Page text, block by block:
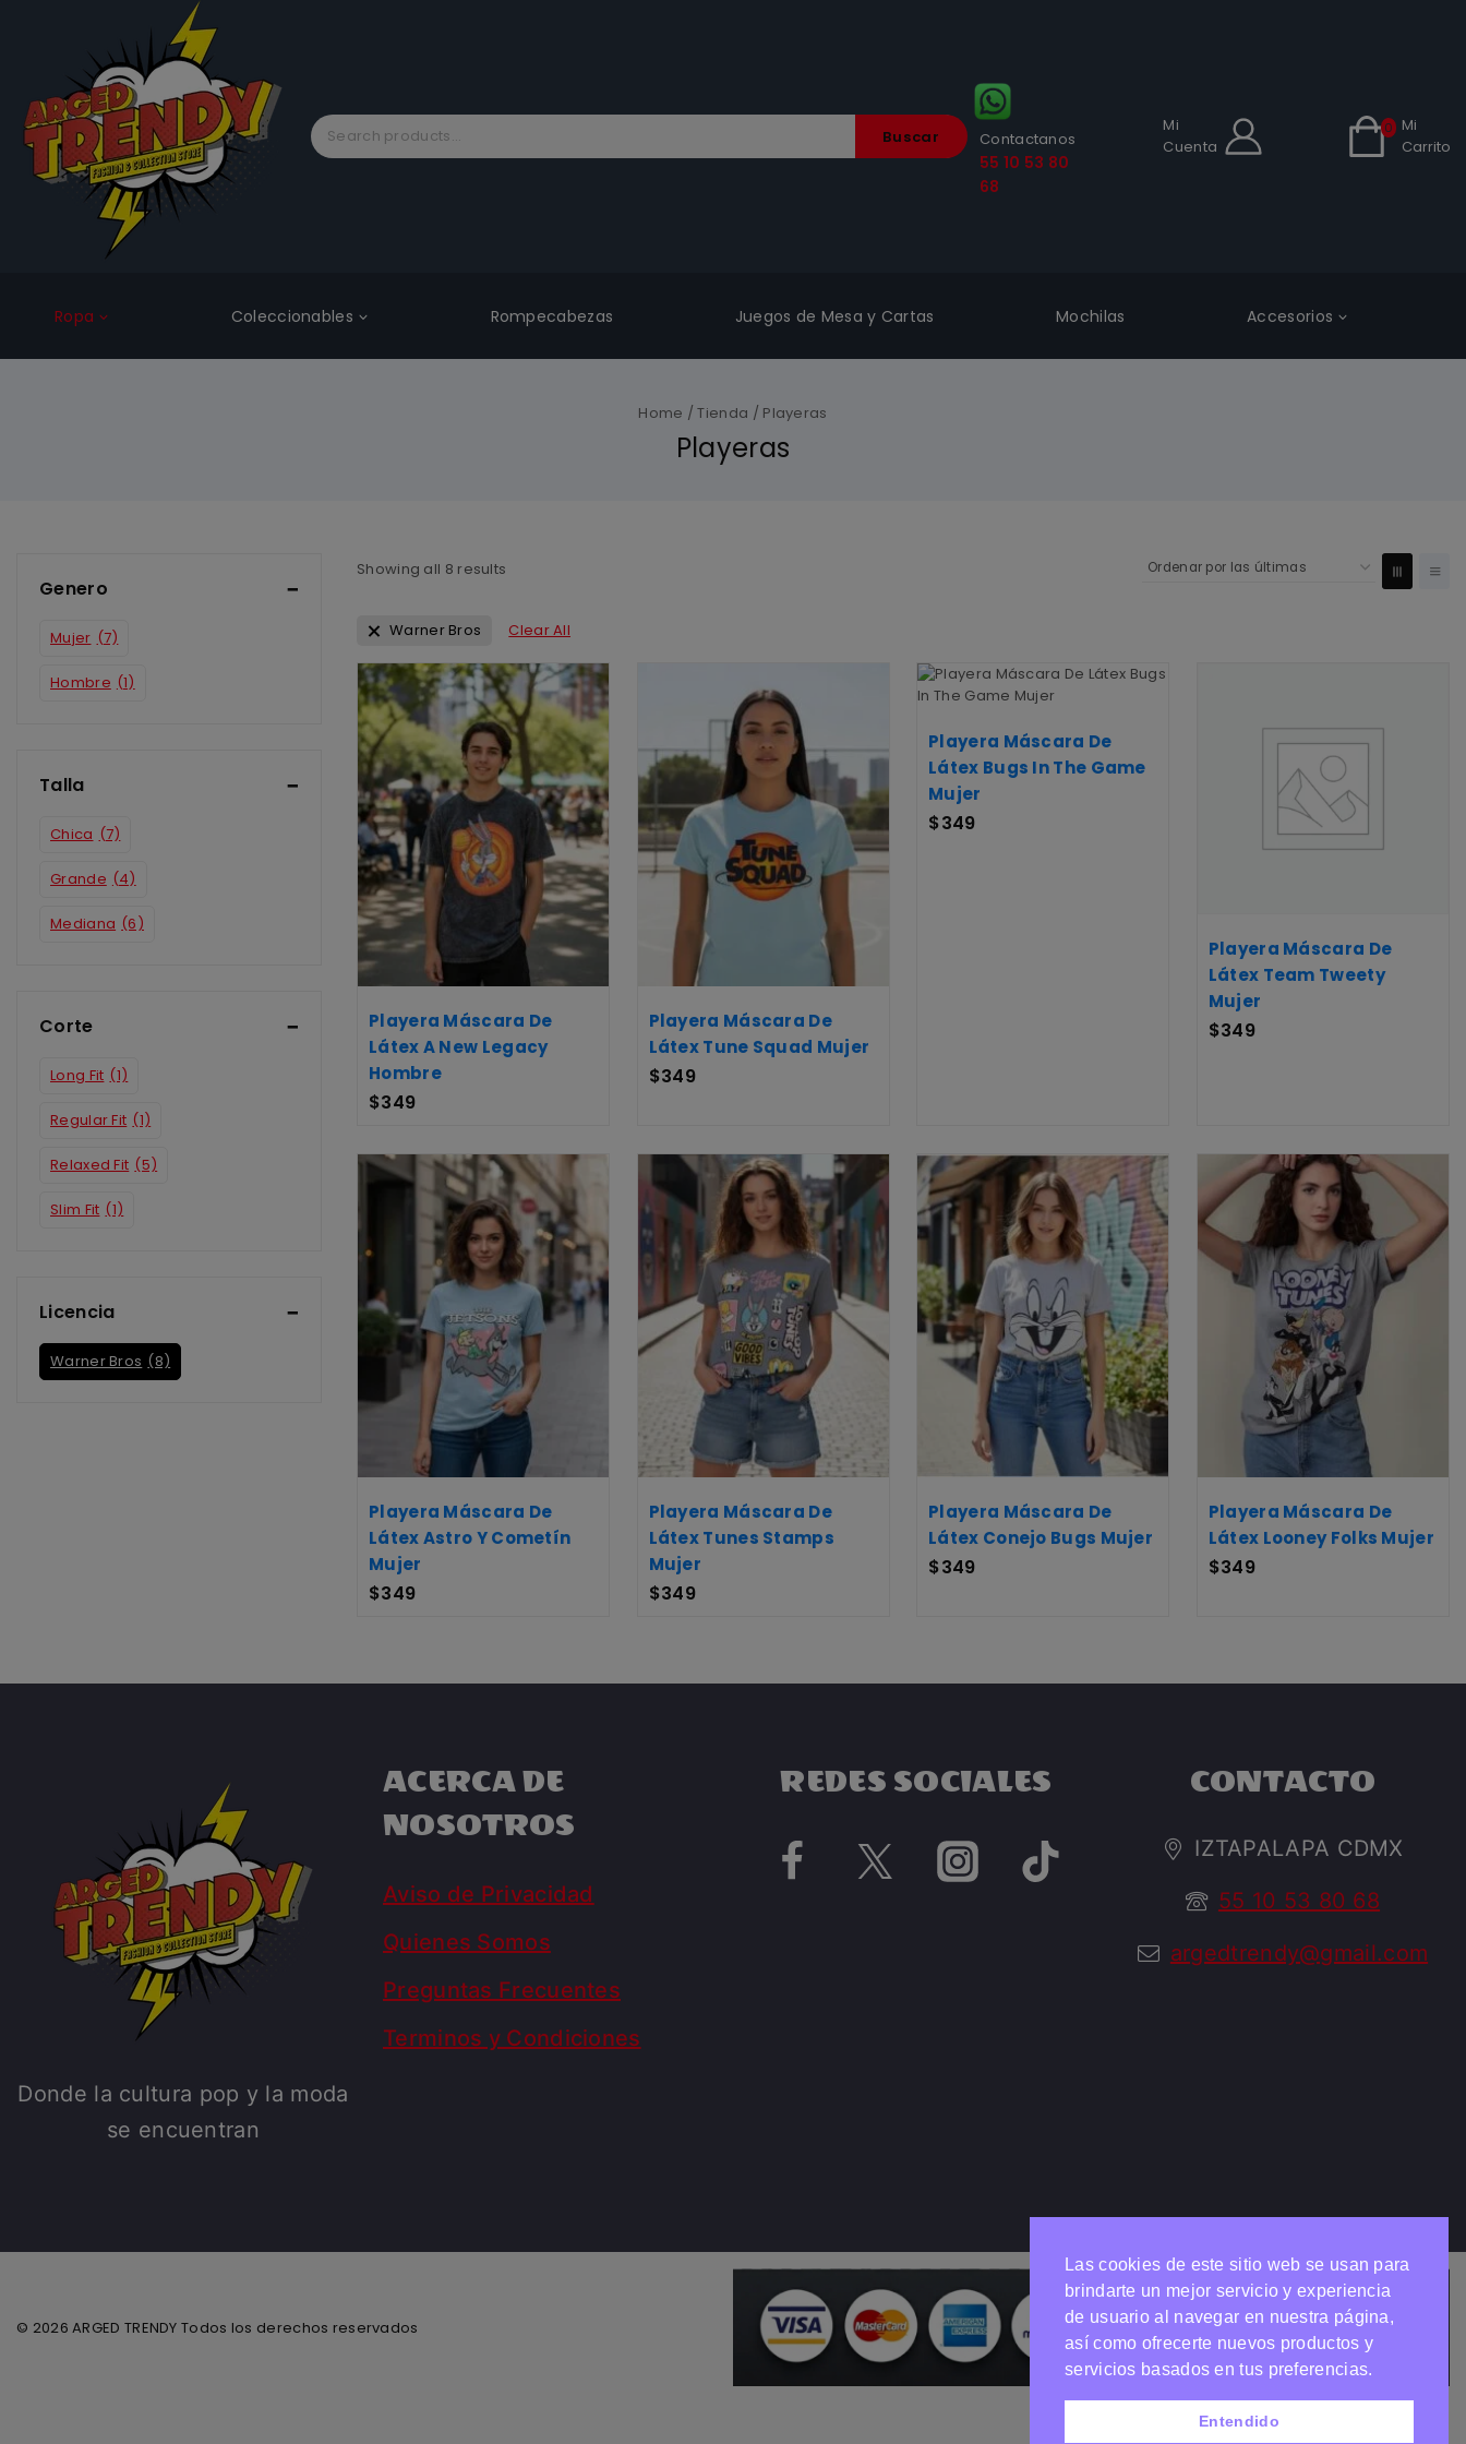
Buscar Contactanos
55 10 53 80
68
Mi
Cuenta
0
Mi
Carrito
Ropa Coleccionables Rompecabezas Juegos de Mesa y Cartas Mochilas Accesorios
Home / Tienda / Playeras
Playeras
Showing all 8 results
Warner Bros Clear All
Playera Máscara De
Látex A New Legacy
Hombre
$349
Playera Máscara De
Látex Tune Squad Mujer
$349
Playera Máscara De
Látex Bugs In The Game
Mujer
$349
Playera Máscara De
Látex Team Tweety
Mujer
$349
Playera Máscara De
Látex Astro Y Cometín
Mujer
$349
Playera Máscara De
Látex Tunes Stamps
Mujer
$349
Playera Máscara De
Látex Conejo Bugs Mujer
$349
Playera Máscara De
Látex Looney Folks Mujer
$349
Genero
Mujer (7)
Hombre (1)
Talla
Chica (7)
Grande (4)
Mediana (6)
Corte
Long Fit (1)
Regular Fit (1)
Relaxed Fit (5)
Slim Fit (1)
Licencia
Warner Bros (8)
Donde la cultura pop y la moda
se encuentran
ACERCA DE
NOSOTROS
Aviso de Privacidad
Quienes Somos
Preguntas Frecuentes
Terminos y Condiciones
REDES SOCIALES CONTACTO
IZTAPALAPA CDMX
55 10 53 80 68
argedtrendy@gmail.com
© 2026 ARGED TRENDY Todos los derechos reservados
Necesitas ayuda?
Chatea con nosotros
Las cookies de este sitio web se usan para
brindarte un mejor servicio y experiencia
de usuario al navegar en nuestra página,
así como ofrecerte nuevos productos y
servicios basados en tus preferencias.
Entendido